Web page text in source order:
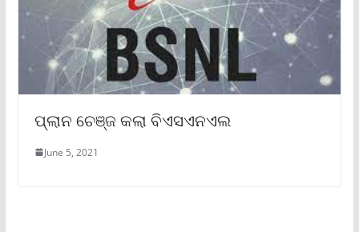
ପ୍ଲାନ ଚେଞ୍ଜ କଲା ବିଏସଏନଏଲ
June 5, 2021